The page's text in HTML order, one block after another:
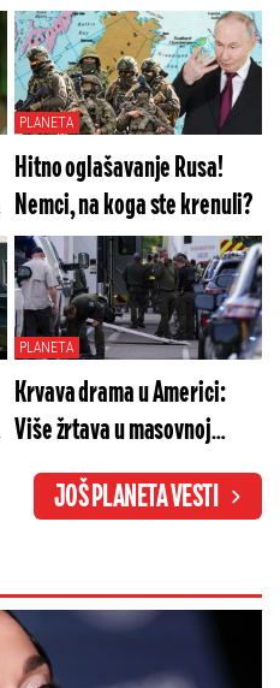
PLANETA
Hitno oglašavanje Rusa!
Nemci, na koga ste krenuli?
PLANETA
Krvava drama u Americi:
Više žrtava u masovnoj
pucnjavi, policija na
nogama!
JOŠ PLANETA VESTI